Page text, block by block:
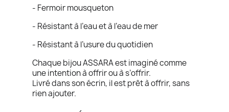
- Fermoir mousqueton
- Résistant à l’eau et à l’eau de mer
- Résistant à l’usure du quotidien
Chaque bijou ASSARA est imaginé comme
une intention à offrir ou à s’offrir.
Livré dans son écrin, il est prêt à offrir, sans
rien ajouter.